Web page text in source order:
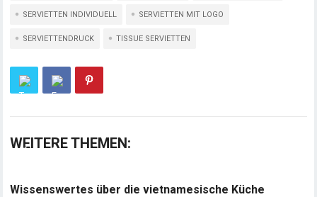
SERVIETTEN INDIVIDUELL SERVIETTEN MIT LOGO
SERVIETTENDRUCK TISSUE SERVIETTEN
WEITERE THEMEN:
Wissenswertes über die vietnamesische Küche